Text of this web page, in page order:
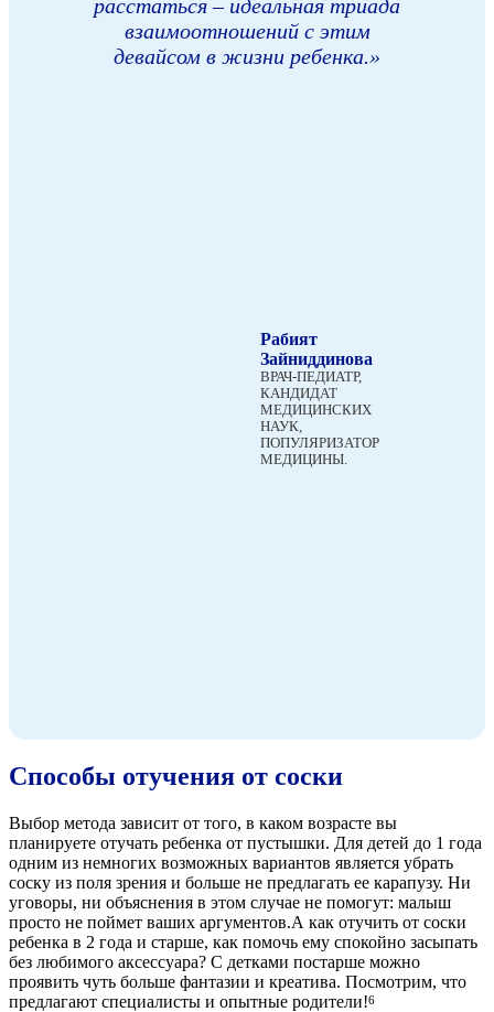
расстаться – идеальная триада
взаимоотношений с этим
девайсом в жизни ребенка.»
Рабият
Зайниддинова
ВРАЧ-ПЕДИАТР,
КАНДИДАТ
МЕДИЦИНСКИХ
НАУК,
ПОПУЛЯРИЗАТОР
МЕДИЦИНЫ.
Способы отучения от соски
Выбор метода зависит от того, в каком возрасте вы
планируете отучать ребенка от пустышки. Для детей до 1 года
одним из немногих возможных вариантов является убрать
соску из поля зрения и больше не предлагать ее карапузу. Ни
уговоры, ни объяснения в этом случае не помогут: малыш
просто не поймет ваших аргументов.А как отучить от соски
ребенка в 2 года и старше, как помочь ему спокойно засыпать
без любимого аксессуара? С детками постарше можно
проявить чуть больше фантазии и креатива. Посмотрим, что
предлагают специалисты и опытные родители!6